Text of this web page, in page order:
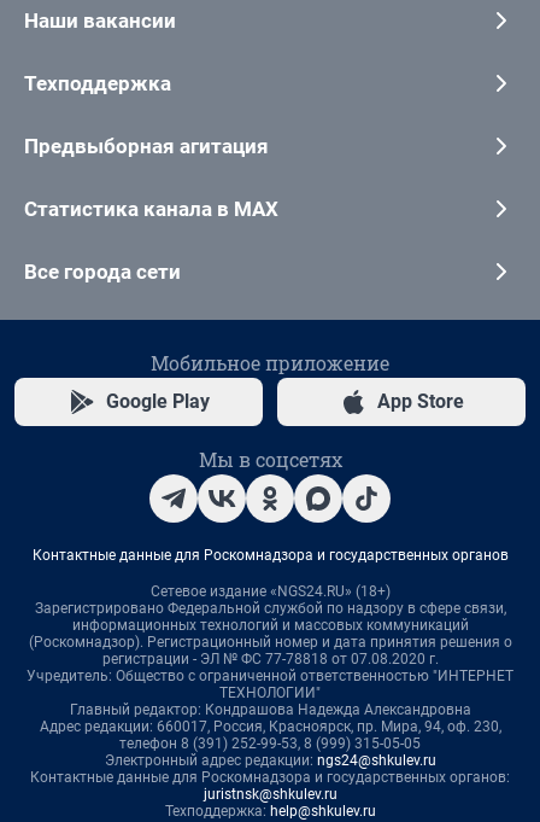
Наши вакансии
Техподдержка
Предвыборная агитация
Статистика канала в MAX
Все города сети
Мобильное приложение
Google Play App Store
Мы в соцсетях
Контактные данные для Роскомнадзора и государственных органов
Сетевое издание «NGS24.RU» (18+)
Зарегистрировано Федеральной службой по надзору в сфере связи,
информационных технологий и массовых коммуникаций
(Роскомнадзор). Регистрационный номер и дата принятия решения о
регистрации - ЭЛ № ФС 77-78818 от 07.08.2020 г.
Учредитель: Общество с ограниченной ответственностью "ИНТЕРНЕТ
ТЕХНОЛОГИИ"
Главный редактор: Кондрашова Надежда Александровна
Адрес редакции: 660017, Россия, Красноярск, пр. Мира, 94, оф. 230,
телефон 8 (391) 252-99-53, 8 (999) 315-05-05
Электронный адрес редакции: ngs24@shkulev.ru
Контактные данные для Роскомнадзора и государственных органов:
juristnsk@shkulev.ru
Техподдержка: help@shkulev.ru